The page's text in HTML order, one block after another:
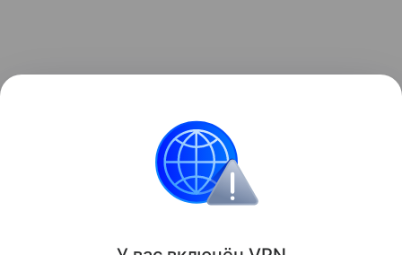
Данная информация носит исключительно
информационный (ознакомительный) характер и
не является индивидуальной инвестиционной